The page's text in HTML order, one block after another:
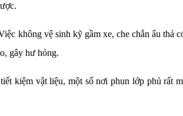
không vệ sinh kỹ gầm xe, che chắn ẩu thả
gây hư hỏng.
kiệm vật liệu, một số nơi phun lớp phủ rất